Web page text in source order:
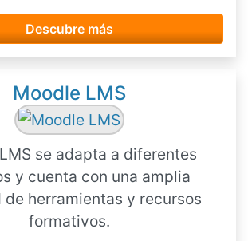
Descubre más
Moodle LMS
se adapta a diferentes
y cuenta con una amplia
de herramientas y recursos
formativos.